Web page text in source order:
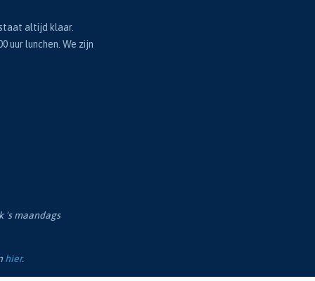
altijd klaar.
uur lunchen. We zijn
's maandags
hier.